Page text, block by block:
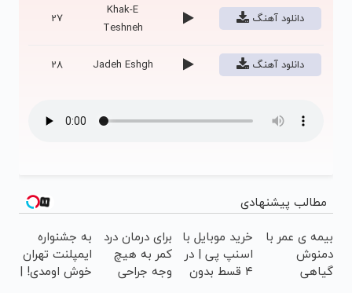
27
Khak-E
Teshneh
دانلود آهنگ
28 Jadeh Eshgh دانلود آهنگ
مطالب پیشنهادی
بیمه ی عمر با
دمنوش
گیاهی
خرید موبایل با
اسنپ پی | در
۴ قسط بدون
برای درمان درد
کمر به هیچ
وجه جراحی
به جشنواره
ایمپلنت تهران
خوش اومدی! |